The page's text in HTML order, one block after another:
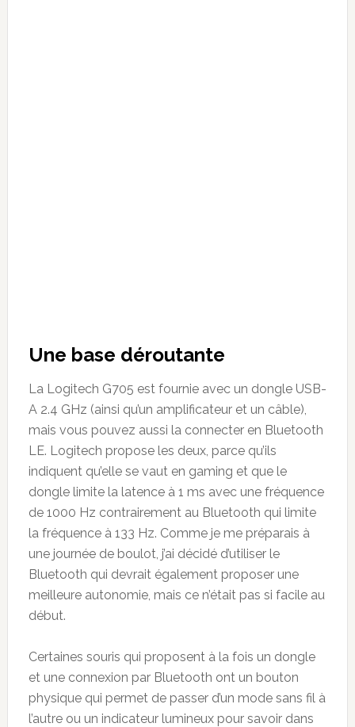
Une base déroutante
La Logitech G705 est fournie avec un dongle USB-
A 2.4 GHz (ainsi qu’un amplificateur et un câble),
mais vous pouvez aussi la connecter en Bluetooth
LE. Logitech propose les deux, parce qu’ils
indiquent qu’elle se vaut en gaming et que le
dongle limite la latence à 1 ms avec une fréquence
de 1000 Hz contrairement au Bluetooth qui limite
la fréquence à 133 Hz. Comme je me préparais à
une journée de boulot, j’ai décidé d’utiliser le
Bluetooth qui devrait également proposer une
meilleure autonomie, mais ce n’était pas si facile au
début.
Certaines souris qui proposent à la fois un dongle
et une connexion par Bluetooth ont un bouton
physique qui permet de passer d’un mode sans fil à
l’autre ou un indicateur lumineux pour savoir dans